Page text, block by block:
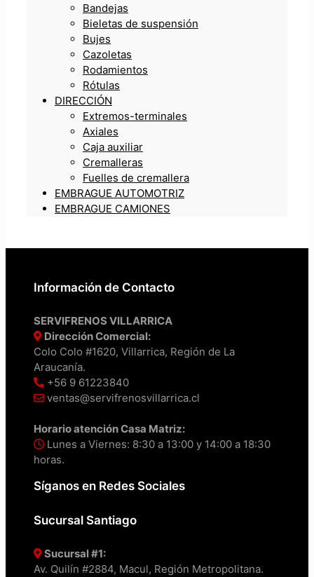
Bandejas
Bieletas de suspensión
Bujes
Cazoletas
Rodamientos
Rótulas
DIRECCIÓN
Extremos-terminales
Axiales
Caja auxiliar
Cremalleras
Fuelles de cremallera
EMBRAGUE AUTOMOTRIZ
EMBRAGUE CAMIONES
Información de Contacto
SERVIFRENOS VILLARRICA
Dirección Comercial:
Colo Colo #1620, Villarrica, Región de La
Araucanía.
+56 9 61223840
ventas@servifrenosvillarrica.cl
Horario atención Casa Matriz:
Lunes a Viernes: 8:30 a 13:00 y 14:00 a 18:30
horas.
Síganos en Redes Sociales
Sucursal Santiago
Sucursal #1:
Av. Quilín #2884, Macul, Región Metropolitana.